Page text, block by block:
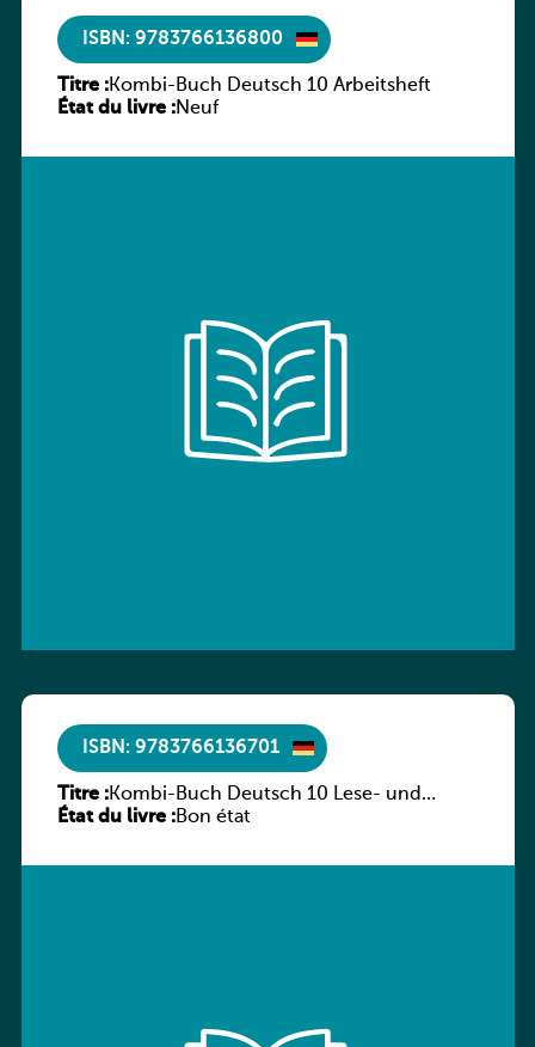
ISBN: 9783766136800
Titre :Kombi-Buch Deutsch 10 Arbeitsheft
État du livre :Neuf
ISBN: 9783766136701
Titre :Kombi-Buch Deutsch 10 Lese- und
Sprachbuch
État du livre :Bon état